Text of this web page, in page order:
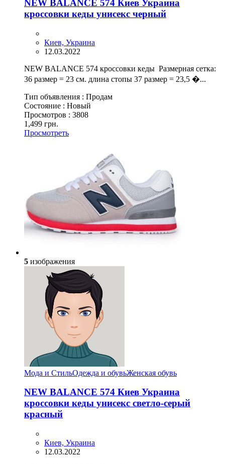
NEW BALANCE 574 Киев Украина
кроссовки кеды унисекс черный
Киев, Украина
12.03.2022
NEW BALANCE 574 кроссовки кеды Размерная сетка:
36 размер = 23 см. длина стопы 37 размер = 23,5 �...
Тип объявления : Продам
Состояние : Новый
Просмотров : 3808
1,499 грн.
Просмотреть
5 изображения
Мода и СтильОдежда и обувьЖенская обувь
NEW BALANCE 574 Киев Украина
кроссовки кеды унисекс светло-серый
красный
Киев, Украина
12.03.2022